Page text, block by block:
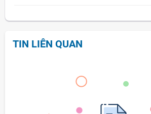
TIN LIÊN QUAN